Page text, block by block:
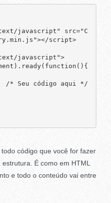
script>
código que você for fazer
É como em HTML
e todo o conteúdo vai entre